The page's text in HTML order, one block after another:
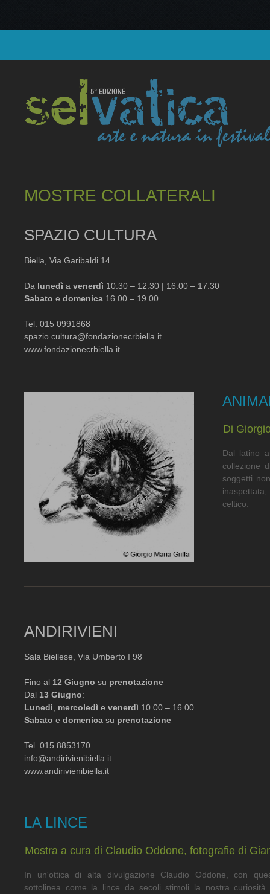
MOSTRE COLLATERALI
SPAZIO CULTURA
Biella, Via Garibaldi 14
Da lunedì a venerdì 10.30 – 12.30 | 16.00 – 17.30
Sabato e domenica 16.00 – 19.00
Tel. 015 0991868
spazio.cultura@fondazionecrbiella.it
www.fondazionecrbiella.it
Di
Dal latino
collezione
soggetti
celtico.
ANDIRIVIENI
Sala Biellese, Via Umberto I 98
Fino al 12 Giugno su prenotazione
Dal 13 Giugno:
Lunedì
mercoledì e venerdì 10.00 – 16.00
Sabato e domenica su prenotazione
Tel. 015 8853170
info@andirivienibiella.it
www.andirivienibiella.it
LA LINCE
Mostra a cura di Claudio Oddone, fotografie di
In un'ottica di alta divulgazione Claudio Oddone, con
sottolinea come la lince da secoli stimoli la nostra